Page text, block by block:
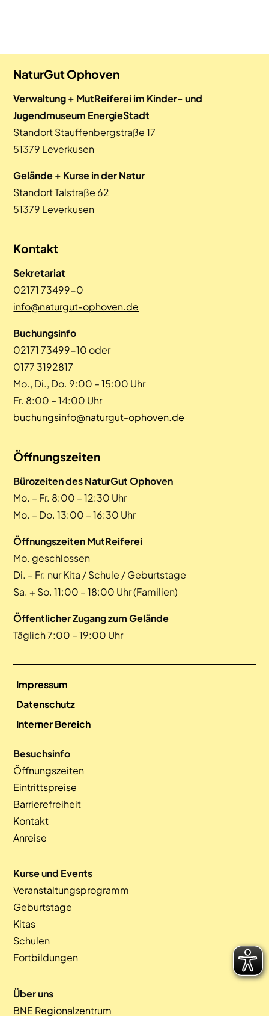
NaturGut Ophoven
Verwaltung + MutReiferei im Kinder- und
Jugendmuseum EnergieStadt
Standort Stauffenbergstraße 17
51379 Leverkusen
Gelände + Kurse in der Natur
Standort Talstraße 62
51379 Leverkusen
Kontakt
Sekretariat
02171 73499-0
info@naturgut-ophoven.de
Buchungsinfo
02171 73499-10 oder
0177 3192817
Mo., Di., Do. 9:00 – 15:00 Uhr
Fr. 8:00 – 14:00 Uhr
buchungsinfo@naturgut-ophoven.de
Öffnungszeiten
Bürozeiten des NaturGut Ophoven
Mo. – Fr. 8:00 – 12:30 Uhr
Mo. – Do. 13:00 – 16:30 Uhr
Öffnungszeiten MutReiferei
Mo. geschlossen
Di. – Fr. nur Kita / Schule / Geburtstage
Sa. + So. 11:00 – 18:00 Uhr (Familien)
Öffentlicher Zugang zum Gelände
Täglich 7:00 – 19:00 Uhr
Impressum
Datenschutz
Interner Bereich
Besuchsinfo
Öffnungszeiten
Eintrittspreise
Barrierefreiheit
Kontakt
Anreise
Kurse und Events
Veranstaltungsprogramm
Geburtstage
Kitas
Schulen
Fortbildungen
Über uns
BNE Regionalzentrum